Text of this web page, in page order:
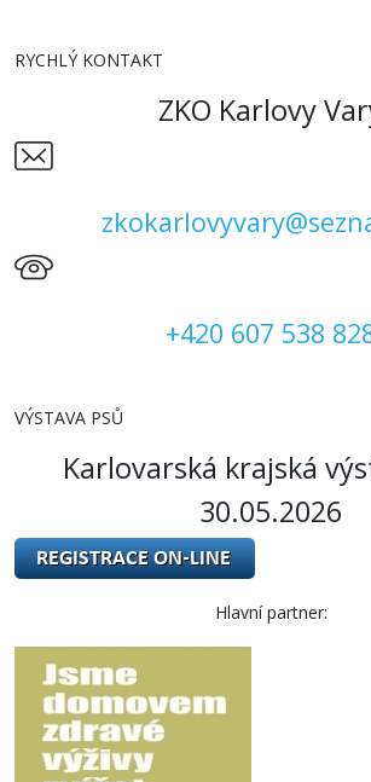
RYCHLÝ KONTAKT
ZKO Karlovy
+420 607 538
VÝSTAVA PSŮ
Karlovarská krajská
30.05.2026
Hlavní partner: